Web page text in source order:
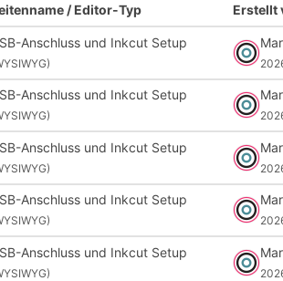
/ Editor-Typ Erstellt
Anschluss und Inkcut Setup
Anschluss und Inkcut Setup
Anschluss und Inkcut Setup
Anschluss und Inkcut Setup
Anschluss und Inkcut Setup